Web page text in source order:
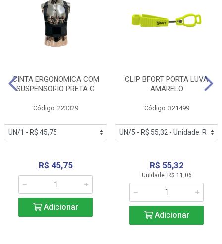
CINTA ERGONOMICA COM
SUSPENSORIO PRETA G
Código: 223329
R$ 45,75
Adicionar
CLIP BFORT PORTA LUVA
AMARELO
Código: 321499
R$ 55,32
Unidade: R$ 11,06
Adicionar